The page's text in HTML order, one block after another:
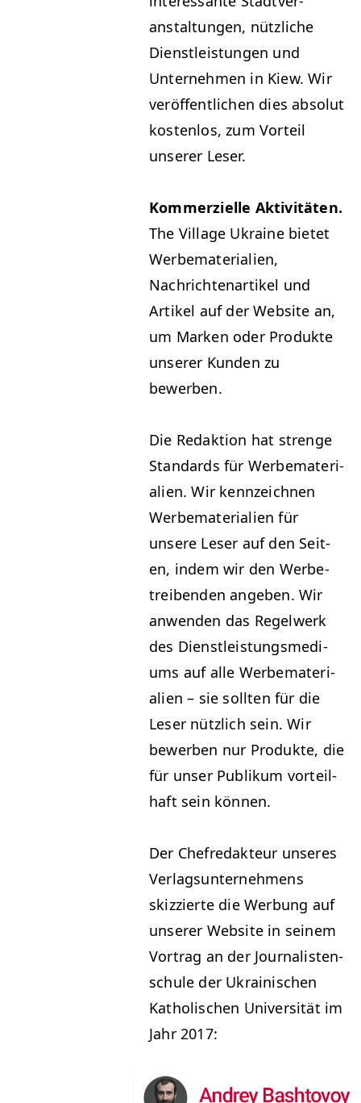
anstal­tun­gen, nüt­zliche
Dien­stleis­tun­gen und
Unternehmen in Kiew. Wir
veröf­fentlichen dies abso­lut
kosten­los, zum Vorteil
unser­er Leser.
Kom­merzielle Aktiv­itäten.
The Vil­lage Ukraine bietet
Werbe­ma­te­ri­alien,
Nachricht­e­nar­tikel und
Artikel auf der Web­site an,
um Marken oder Pro­duk­te
unser­er Kun­den zu
bewerben.
Die Redak­tion hat strenge
Stan­dards für Werbe­ma­te­ri­
alien. Wir kennze­ich­nen
Werbe­ma­te­ri­alien für
unsere Leser auf den Seit­
en, indem wir den Wer­be­
treiben­den angeben. Wir
anwen­den das Regel­w­erk
des Dien­stleis­tungsmedi­
ums auf alle Werbe­ma­te­ri­
alien – sie soll­ten für die
Leser nüt­zlich sein. Wir
bewer­ben nur Pro­duk­te, die
für unser Pub­likum vorteil­
haft sein können.
Der Chefredak­teur unseres
Ver­lag­sun­ternehmens
skizzierte die Wer­bung auf
unser­er Web­site in seinem
Vor­trag an der Jour­nal­is­ten­
schule der Ukrainis­chen
Katholis­chen Uni­ver­sität im
Jahr 2017: